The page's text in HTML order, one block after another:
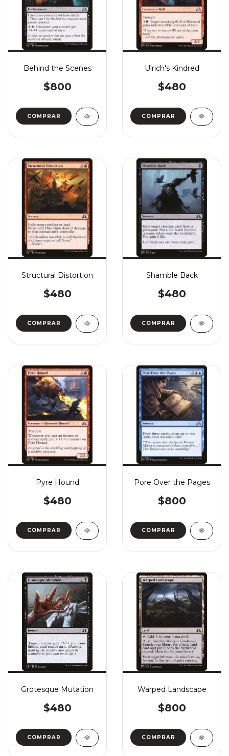
Behind the Scenes
$800
COMPRAR
Ulrich's Kindred
$480
COMPRAR
Structural Distortion
$480
COMPRAR
Shamble Back
$480
COMPRAR
Pyre Hound
$480
COMPRAR
Pore Over the Pages
$800
COMPRAR
Grotesque Mutation
$480
COMPRAR
Warped Landscape
$800
COMPRAR